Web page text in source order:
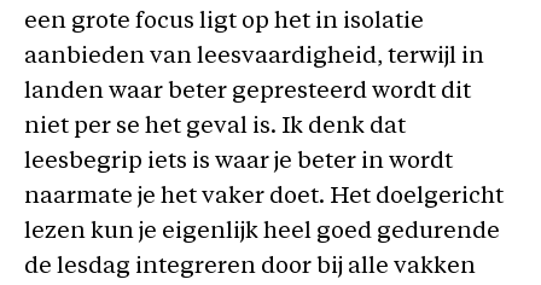
een grote focus ligt op het in isolatie
aanbieden van leesvaardigheid, terwijl in
landen waar beter gepresteerd wordt dit
niet per se het geval is. Ik denk dat
leesbegrip iets is waar je beter in wordt
naarmate je het vaker doet. Het doelgericht
lezen kun je eigenlijk heel goed gedurende
de lesdag integreren door bij alle vakken